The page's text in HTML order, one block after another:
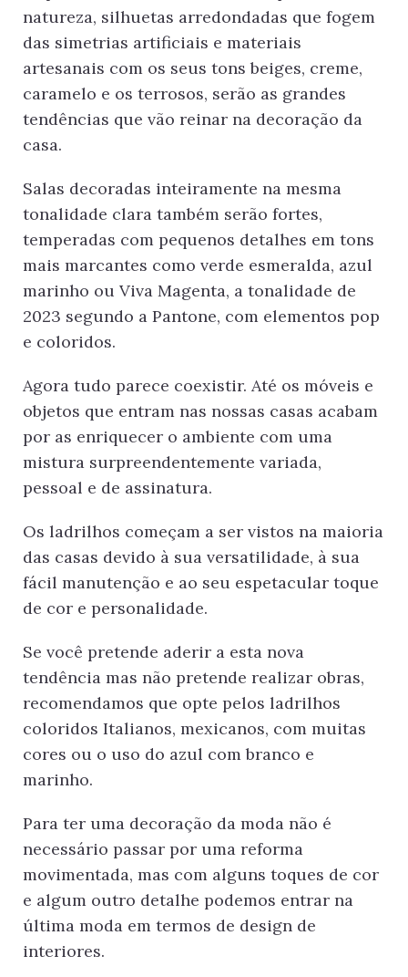
natureza, silhuetas arredondadas que fogem
das simetrias artificiais e materiais
artesanais com os seus tons beiges, creme,
caramelo e os terrosos, serão as grandes
tendências que vão reinar na decoração da
casa.
Salas decoradas inteiramente na mesma
tonalidade clara também serão fortes,
temperadas com pequenos detalhes em tons
mais marcantes como verde esme­ralda, azul
marinho ou Viva Magenta, a tonalidade de
2023 segundo a Pantone, com elementos pop
e coloridos.
Agora tudo parece coexistir. Até os móveis e
objetos que entram nas nossas casas acabam
por as enriquecer o ambiente com uma
mistura surpre­endentemente variada,
pessoal e de assinatura.
Os ladrilhos começam a ser vistos na maioria
das casas devido à sua versati­lidade, à sua
fácil manutenção e ao seu espetacular toque
de cor e personali­dade.
Se você pretende aderir a esta nova
tendência mas não pretende realizar obras,
recomendamos que opte pelos ladrilhos
coloridos Italianos, mexica­nos, com muitas
cores ou o uso do azul com branco e
marinho.
Para ter uma decoração da moda não é
necessário passar por uma reforma
movimentada, mas com alguns toques de cor
e algum outro detalhe podemos entrar na
última moda em termos de design de
interiores.